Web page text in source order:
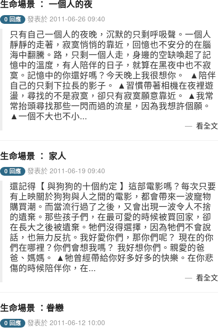
生命場景 ： 一個人的夜
0 回應 發表於 2011-06-26 09:40
只有自己一個人的夜晚，沉默的只剩呼吸聲。一個人
靜靜的走著，寂寞悄悄的靠近，回憶也不安分的在腦
海中翻騰。路，只剩一個人走，身邊的空缺喚起了記
憶中的溫度，有人陪伴的日子，就算在黑夜中也不寂
寞。記憶中的你還好嗎？今天晚上我很想你。 ▲陪伴
自己的只剩下拉長的影子。 ▲習慣帶著相機在夜裡遊
盪，尋找的不是寂寞，卻只有寂寞願意靠近。 ▲我常
常抬頭尋找那些一閃而過的流星，因為我想許個願。
▲一個不大也不小...
看全文
生命場景 ： 家人
0 回應 發表於 2011-06-19 09:40
還記得【 與狗狗的十個約定 】這部電影嗎？每次只要
有上映關於狗狗與人之間的電影，都會帶來一波寵物
購買潮。而當流行過了之後，又會出現一波令人不捨
的遺棄。那些孩子們，在最可愛的時候被買回家，卻
在長大之後被遺棄。牠們沒得選擇，因為牠們不會說
話，也無力反抗。我好愛你們，那你們呢？ 現在的你
們在哪裡？你們會想我嗎？ 我好想你們。親愛的爸
爸、媽媽。 ▲牠曾經帶給你好多好多的快樂。在你悲
傷的時候陪伴你，在...
看全文
生命場景 ：眷戀
0 回應 發表於 2011-06-12 10:00